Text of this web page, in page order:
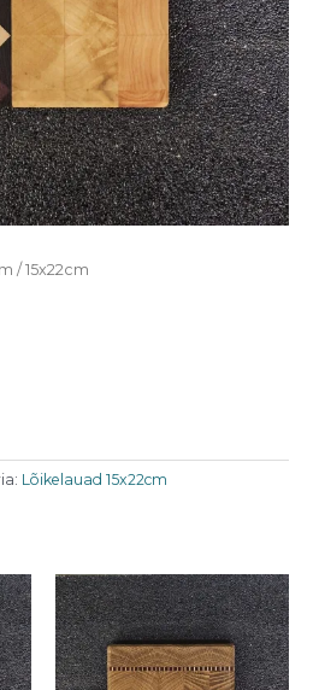
/ 15x22cm
Lõikelauad 15x22cm